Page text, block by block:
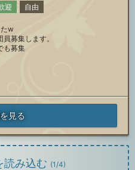
迎 自由
w
募集します。
も募集
見る
読み込む (1/4)